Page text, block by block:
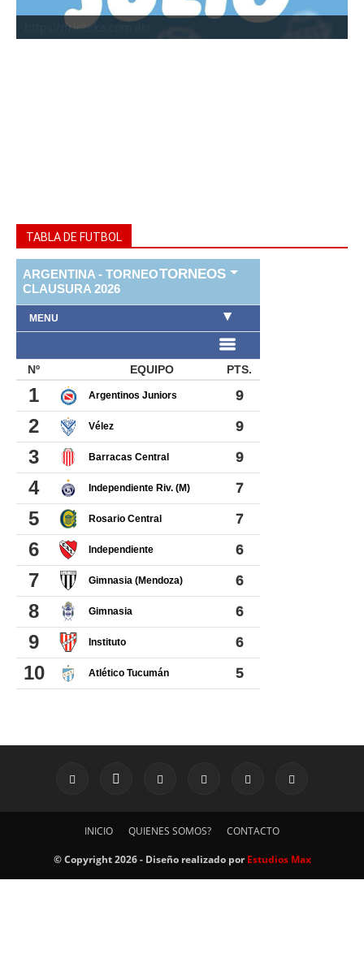
https://frioteka.com.ar/
TABLA DE FUTBOL
INICIO QUIENES SOMOS? CONTACTO
© Copyright 2026 - Diseño realizado porEstudios Max